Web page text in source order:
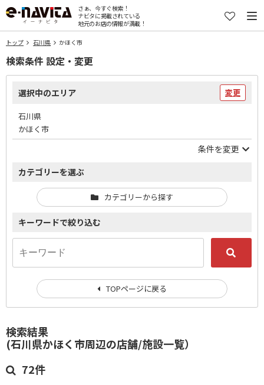
さぁ、今すぐ検索！
ナビタに掲載されている
地元のお店の情報が満載！
トップ 石川県 かほく市
検索結果
(石川県かほく市周辺の店舗/施設一覧）
72件
検索条件 設定・変更
選択中のエリア 変更
石川県
かほく市
条件を変更
カテゴリーを選ぶ
カテゴリーから探す
キーワードで絞り込む
TOPページに戻る